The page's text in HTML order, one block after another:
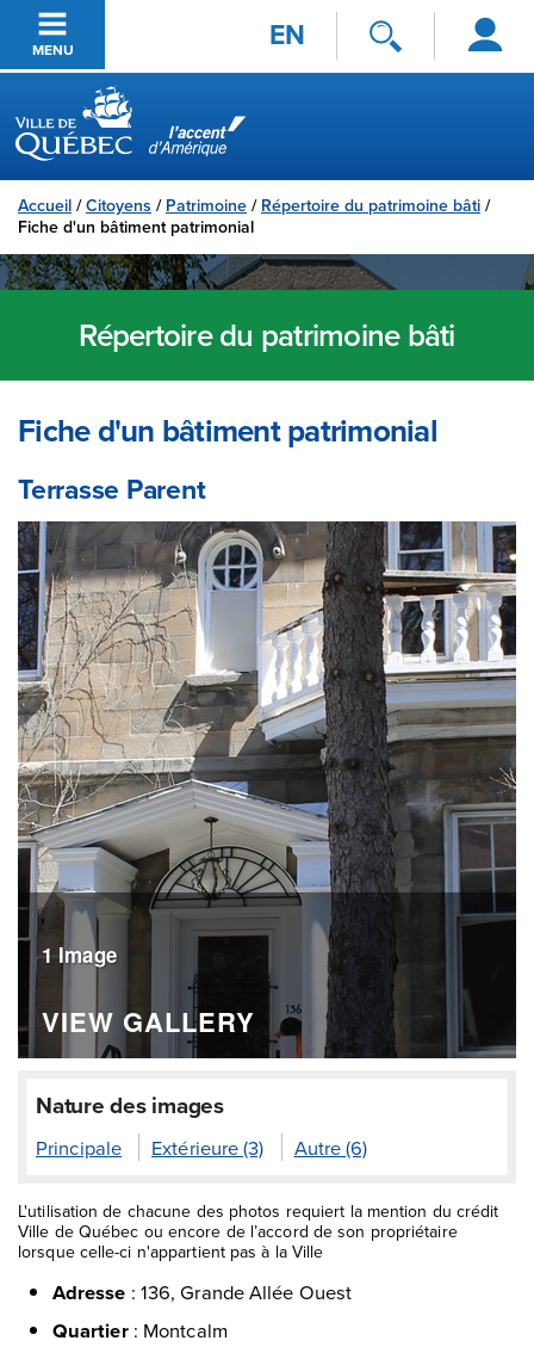
Passer au contenu principal
MENU EN
Se
connecter
Ville de Québec
Accueil /Citoyens / Patrimoine / Répertoire du patrimoine bâti /
Fiche d'un bâtiment patrimonial
Répertoire du patrimoine bâti
Fiche d'un bâtiment patrimonial
Terrasse Parent
1 Image
VIEW GALLERY
Nature des images
Principale Extérieure (3) Autre (6)
L'utilisation de chacune des photos requiert la mention du crédit
Ville de Québec ou encore de l’accord de son propriétaire
lorsque celle-ci n'appartient pas à la Ville
Adresse : 136, Grande Allée Ouest
Quartier: Montcalm